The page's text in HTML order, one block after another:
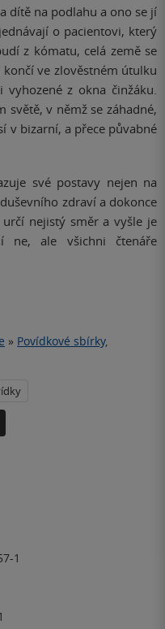
dítě na podlahu a ono se jí
o pacientovi, který
z kómatu, celá země se
ve zlověstném útulku
z okna činžáku.
světě, v němž se záhadné,
v bizarní, a přece půvabné
své postavy nejen na
zdraví a dokonce
nejistý směr a vyšle je
ne, ale všichni čtenáře
» Povídkové sbírky,
1